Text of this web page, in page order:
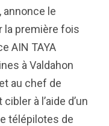
annonce le
la première fois
AIN TAYA
à Valdahon
au chef de
à l’aide d’un
télépilotes de